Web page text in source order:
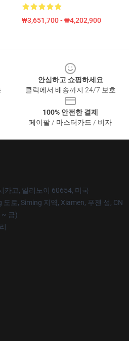
₩3,651,700 - ₩4,202,900
안심하고 쇼핑하세요
클릭에서 배송까지 24/7 보호
100% 안전한 결제
페이팔 / 마스터카드 / 비자
카고, 일리노이 60654, 미국
도로, Siming 지역, Xiamen, 푸젠 성, CN
~ 금)